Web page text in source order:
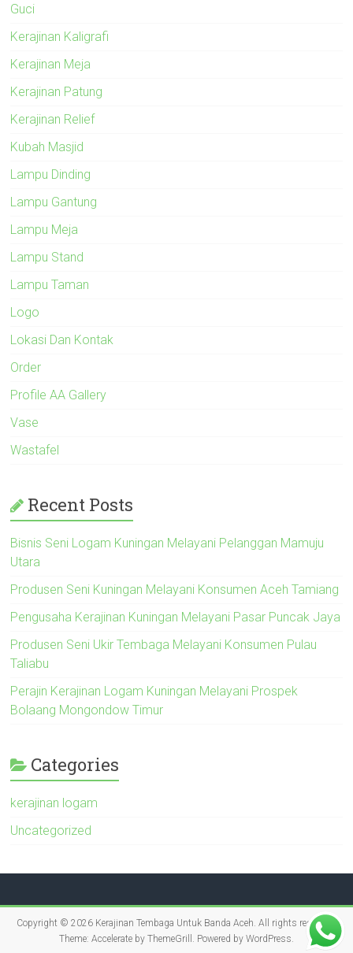
Guci
Kerajinan Kaligrafi
Kerajinan Meja
Kerajinan Patung
Kerajinan Relief
Kubah Masjid
Lampu Dinding
Lampu Gantung
Lampu Meja
Lampu Stand
Lampu Taman
Logo
Lokasi Dan Kontak
Order
Profile AA Gallery
Vase
Wastafel
Recent Posts
Bisnis Seni Logam Kuningan Melayani Pelanggan Mamuju
Utara
Produsen Seni Kuningan Melayani Konsumen Aceh Tamiang
Pengusaha Kerajinan Kuningan Melayani Pasar Puncak Jaya
Produsen Seni Ukir Tembaga Melayani Konsumen Pulau
Taliabu
Perajin Kerajinan Logam Kuningan Melayani Prospek
Bolaang Mongondow Timur
Categories
kerajinan logam
Uncategorized
Copyright © 2026 Kerajinan Tembaga Untuk Banda Aceh. All rights reserved.
Theme: Accelerateby ThemeGrill. Powered by WordPress.